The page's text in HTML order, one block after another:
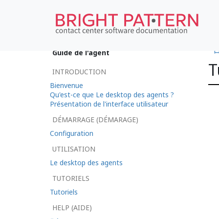
Guide de l'agent
INTRODUCTION
Bienvenue
Qu'est-ce que Le desktop des agents ?
Présentation de l'interface utilisateur
DÉMARRAGE (DÉMARAGE)
Configuration
UTILISATION
Le desktop des agents
TUTORIELS
Tutoriels
HELP (AIDE)